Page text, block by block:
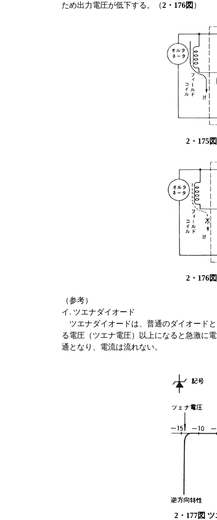
ため出力電圧が低下する。（2・176図 ）
2・175
2・176
（参考）
イ. ツエナダイオード
ツエナダイオードは、普通のダイオード
る電圧（ツエナ電圧）以上になると急激に
通となり、電流は流れない。
2・177図